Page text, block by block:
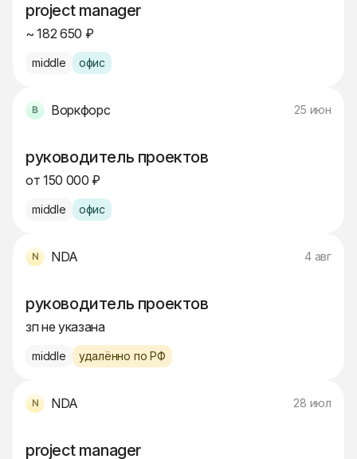
project manager
~ 182 650 ₽
middle офис
Воркфорс 25 июн
руководитель проектов
от 150 000 ₽
middle офис
NDA 4 авг
руководитель проектов
зп не указана
middle удалённо по РФ
NDA 28 июл
project manager